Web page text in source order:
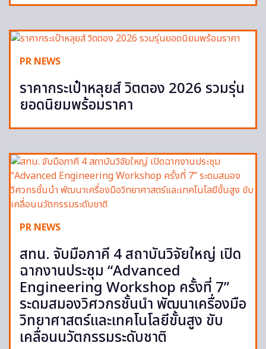
PR NEWS
ราคากระเป๋าหลุยส์ วิตตอง 2026 รวมรุ่น
ยอดนิยมพร้อมราคา
PR NEWS
สทน. จับมือภาคี 4 สถาบันวิจัยใหญ่ เปิด
ฉากงานประชุม “Advanced
Engineering Workshop ครั้งที่ 7”
ระดมสมองวิศวกรชั้นนำ พัฒนาเครื่องมือ
วิทยาศาสตร์และเทคโนโลยีขั้นสูง ขับ
เคลื่อนนวัตกรรมระดับชาติ